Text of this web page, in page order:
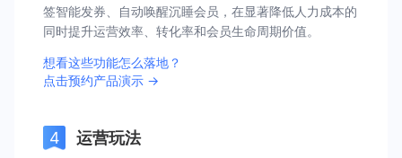
签智能发券、自动唤醒沉睡会员，在显著降低人力成本的
同时提升运营效率、转化率和会员生命周期价值。
想看这些功能怎么落地？
点击预约产品演示 →
运营玩法